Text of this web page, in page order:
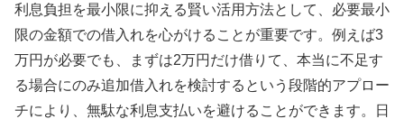
利息負担を最小限に抑える賢い活用方法として、必要最小
限の金額での借入れを心がけることが重要です。例えば3
万円が必要でも、まずは2万円だけ借りて、本当に不足す
る場合にのみ追加借入れを検討するという段階的アプロー
チにより、無駄な利息支払いを避けることができます。日